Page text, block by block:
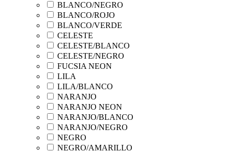
BLANCO/NEGRO
BLANCO/ROJO
BLANCO/VERDE
CELESTE
CELESTE/BLANCO
CELESTE/NEGRO
FUCSIA NEON
LILA
LILA/BLANCO
NARANJO
NARANJO NEON
NARANJO/BLANCO
NARANJO/NEGRO
NEGRO
NEGRO/AMARILLO